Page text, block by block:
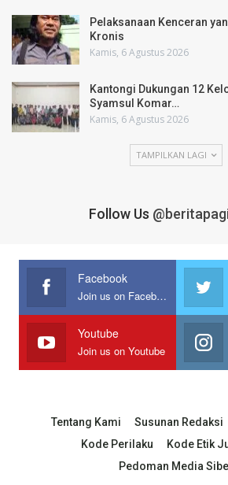
Pelaksanaan Kenceran
Kronis
Kamis, 6 Agustus 2026
Kantongi Dukungan 12
Syamsul Komar…
Kamis, 6 Agustus 2026
TAMPILKAN LAGI
Follow Us
Facebook
Join us on Facebook
Youtube
Join us on Youtube
Tentang Kami Susunan Redaksi
Kode Perilaku
Kode Etik
Pedoman Media